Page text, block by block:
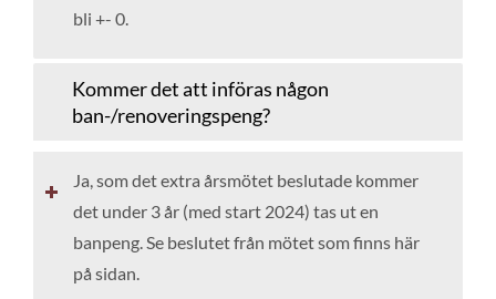
bli +- 0.
Kommer det att införas någon
ban-/renoveringspeng?
Ja, som det extra årsmötet beslutade kommer
det under 3 år (med start 2024) tas ut en
banpeng. Se beslutet från mötet som finns här
på sidan.